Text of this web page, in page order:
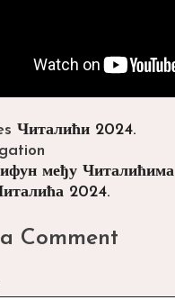
Читалићи 2024.
међу Читалићима
2024.
Comment